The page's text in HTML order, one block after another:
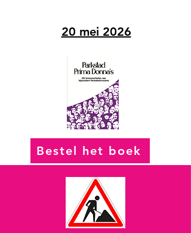
20 mei 2026
Bestel het boek